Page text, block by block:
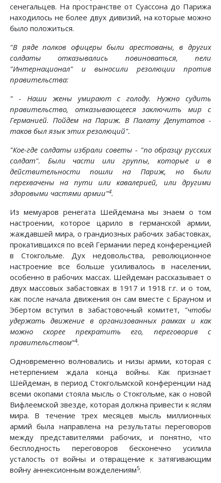
сенегальцев. На пространстве от Суассона до Парижа
находилось не более двух дивизий, на которые можно
было положиться.
"В ряде полков офицеры были арестованы, в других
солдаты отказывались повиноваться, пели
"Интернационал" и выносили резолюции против
правительства:
" - Наши жены умирают с голоду. Нужно судить
правительство, отказывающееся заключить мир с
Германией. Пойдем на Париж. В Палату Депутатов -
таков был язык этих резолюций".
"Кое-где солдаты избрали советы - "по образцу русских
солдат". Были части или группы, которые и в
действительности пошли на Париж, но были
перехвачены на пути или кавалерией, или другими
здоровыми частями армии"4.
Из мемуаров ренегата Шейдемана мы знаем о том
настроении, которое царило в германской армии,
жаждавшей мира, о грандиозных рабочих забастовках,
прокатившихся по всей Германии перед конференцией
в Стокгольме. Дух недовольства, революционное
настроение все больше усиливалось в населении,
особенно в рабочих массах. Шейдеман рассказывает о
двух массовых забастовках в 1917 и 1918 г.г. и о том,
как после начала движения он сам вместе с Брауном и
Эбертом вступил в забастовочный комитет, "чтобы
удержать движение в организованных рамках и как
можно скорее прекратить его, переговорив с
правительством"4.
Одновременно волновались и низы армии, которая с
нетерпением ждала конца войны. Как признает
Шейдеман, в период Стокгольмской конференции над
всеми окопами стояла мысль о Стокгольме, как о новой
Вифлеемской звезде, которая должна привести к яслям
мира. В течение трех месяцев мысль миллионных
армий была направлена на результаты переговоров
между представителями рабочих, и понятно, что
бесплодность переговоров бесконечно усилила
усталость от войны и отвращение к затягивающим
войну аннексионным вожделениям5.